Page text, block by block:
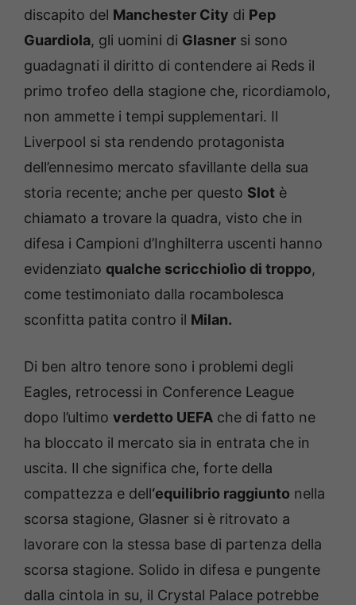
discapito del Manchester City di Pep
Guardiola, gli uomini di Glasner si sono
guadagnati il diritto di contendere ai Reds il
primo trofeo della stagione che, ricordiamolo,
non ammette i tempi supplementari. Il
Liverpool si sta rendendo protagonista
dell’ennesimo mercato sfavillante della sua
storia recente; anche per questo Slot è
chiamato a trovare la quadra, visto che in
difesa i Campioni d’Inghilterra uscenti hanno
evidenziato qualche scricchiolìo di troppo,
come testimoniato dalla rocambolesca
sconfitta patita contro il Milan.
Di ben altro tenore sono i problemi degli
Eagles, retrocessi in Conference League
dopo l’ultimo verdetto UEFA che di fatto ne
ha bloccato il mercato sia in entrata che in
uscita. Il che significa che, forte della
compattezza e dell‘equilibrio raggiunto nella
scorsa stagione, Glasner si è ritrovato a
lavorare con la stessa base di partenza della
scorsa stagione. Solido in difesa e pungente
dalla cintola in su, il Crystal Palace potrebbe